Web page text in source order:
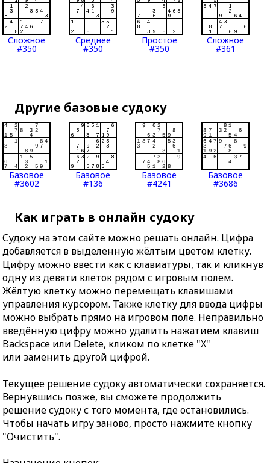
Сложное
#350
Среднее
#350
Простое
#350
Сложное
#361
Другие базовые судоку
Базовое
#3602
Базовое
#136
Базовое
#4241
Базовое
#3686
Как играть в онлайн судоку
Судоку на этом сайте можно решать онлайн. Цифра
добавляется в выделенную жёлтым цветом клетку.
Цифру можно ввести как с клавиатуры, так и кликнув
одну из девяти клеток рядом с игровым полем.
Жёлтую клетку можно перемещать клавишами
управления курсором. Также клетку для ввода цифры
можно выбрать прямо на игровом поле. Неправильно
введённую цифру можно удалить нажатием клавиш
Backspace или Delete, кликом по клетке "X"
или заменить другой цифрой.
Текущее решение судоку автоматически сохраняется.
Вернувшись позже, вы сможете продолжить
решение судоку с того момента, где остановились.
Чтобы начать игру заново, просто нажмите кнопку
"Очистить".